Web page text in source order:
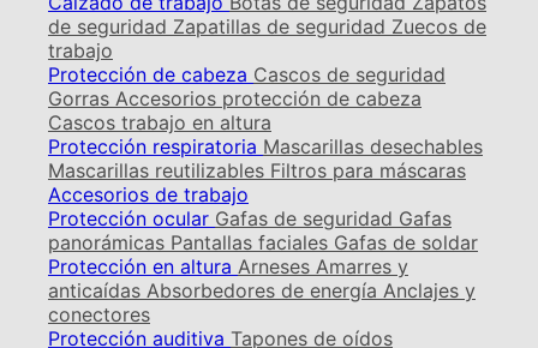
de seguridad Zapatillas de seguridad Zuecos de
trabajo
Protección de cabeza Cascos de seguridad
Gorras Accesorios protección de cabeza
Cascos trabajo en altura
Protección respiratoria Mascarillas desechables
Mascarillas reutilizables Filtros para máscaras
Accesorios de trabajo
Protección ocular Gafas de seguridad Gafas
panorámicas Pantallas faciales Gafas de soldar
Protección en altura Arneses Amarres y
anticaídas Absorbedores de energía Anclajes y
conectores
Protección auditiva Tapones de oídos